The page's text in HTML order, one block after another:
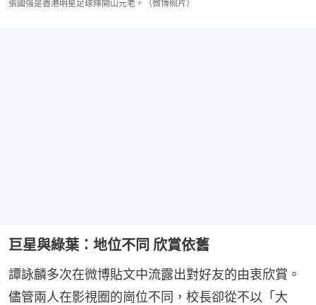
張國強是香港明星足球隊開山元老。（微博照片）
巨星與綠葉：地位不同 欣賞依舊
譚詠麟多次在微博貼文中流露出對好友的由衷欣賞。
儘管兩人在影視圈的崗位不同，校長卻從不以「大